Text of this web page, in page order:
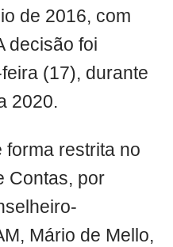
de 2016, com
decisão foi
(17), durante
2020.
restrita no
Contas, por
Mário de Mello,